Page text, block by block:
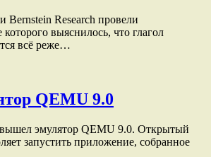
Research провели
которого выяснилось, что глагол
всё реже…
QEMU 9.0
вышел эмулятор QEMU 9.0. Открытый
запустить приложение, собранное